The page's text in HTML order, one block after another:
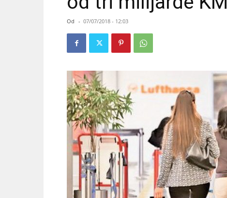
Od - 07/07/2018 - 12:03